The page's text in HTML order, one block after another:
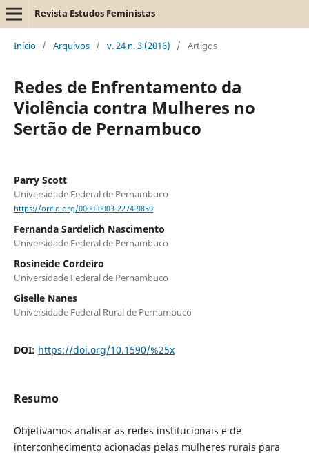
Revista Estudos Feministas
Início / Arquivos / v. 24 n. 3 (2016) / Artigos
Redes de Enfrentamento da
Violência contra Mulheres no
Sertão de Pernambuco
Parry Scott
Universidade Federal de Pernambuco
https://orcid.org/0000-0003-2274-9859
Fernanda Sardelich Nascimento
Universidade Federal de Pernambuco
Rosineide Cordeiro
Universidade Federal de Pernambuco
Giselle Nanes
Universidade Federal Rural de Pernambuco
DOI: https://doi.org/10.1590/%25x
Resumo
Objetivamos analisar as redes institucionais e de
interconhecimento acionadas pelas mulheres rurais para